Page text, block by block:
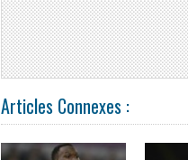
Articles Connexes :